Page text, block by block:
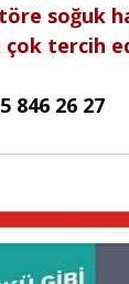
soğuk
tercih
846 26 27